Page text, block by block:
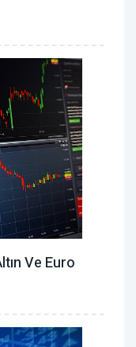
Ve Euro